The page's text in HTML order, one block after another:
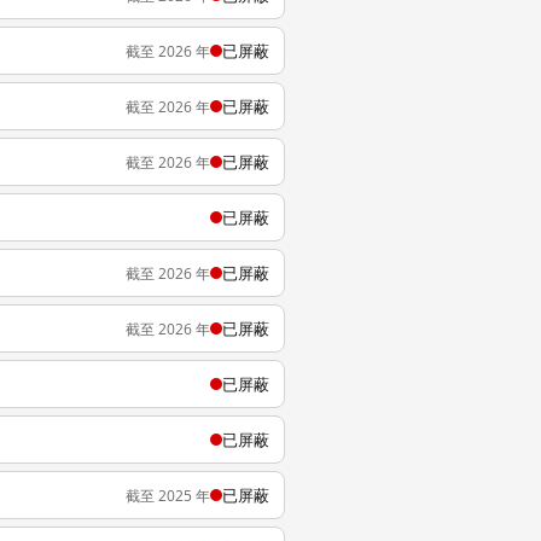
截至 2026 年 已屏蔽
截至 2026 年 已屏蔽
截至 2026 年 已屏蔽
已屏蔽
截至 2026 年 已屏蔽
截至 2026 年 已屏蔽
已屏蔽
已屏蔽
截至 2025 年 已屏蔽